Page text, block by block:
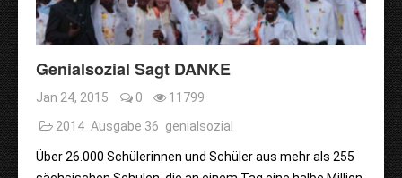
Genialsozial Sagt DANKE
Jan 24, 2015 0
11799
2014 Ausgabe 36 genialsozial
Über 26.000 Schülerinnen und Schüler aus mehr als 255